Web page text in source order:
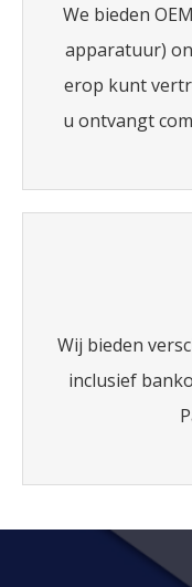
We bieden
apparatuur)
erop kunt
u ontvangt
Wij bieden
inclusief